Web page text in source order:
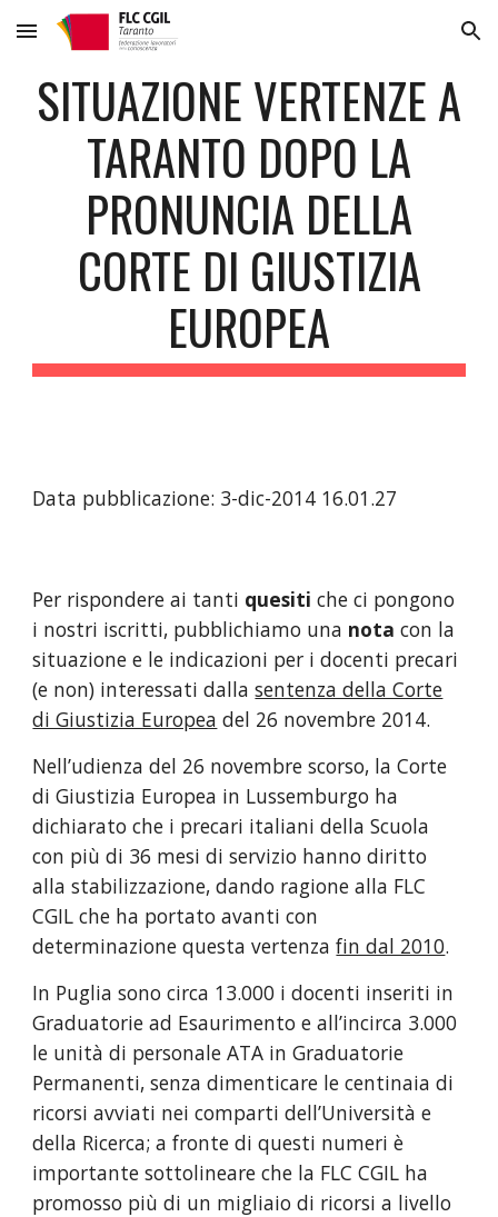
Skip to main content Skip to navigation
SITUAZIONE VERTENZE A
TARANTO DOPO LA
PRONUNCIA DELLA
CORTE DI GIUSTIZIA
EUROPEA
Data pubblicazione: 3-dic-2014 16.01.27
Per rispondere ai tanti quesiti che ci pongono
i nostri iscritti, pubblichiamo una nota con la
situazione e le indicazioni per i docenti precari
(e non) interessati dallasentenza della Corte
di Giustizia Europea del 26 novembre 2014.
Nell’udienza del 26 novembre scorso, la Corte
di Giustizia Europea in Lussemburgo ha
dichiarato che i precari italiani della Scuola
con più di 36 mesi di servizio hanno diritto
alla stabilizzazione, dando ragione alla FLC
CGIL che ha portato avanti con
determinazione questa vertenzafin dal 2010.
In Puglia sono circa 13.000 i docenti inseriti in
Graduatorie ad Esaurimento e all’incirca 3.000
le unità di personale ATA in Graduatorie
Permanenti, senza dimenticare le centinaia di
ricorsi avviati nei comparti dell’Università e
della Ricerca; a fronte di questi numeri è
importante sottolineare che la FLC CGIL ha
promosso più di un migliaio di ricorsi a livello